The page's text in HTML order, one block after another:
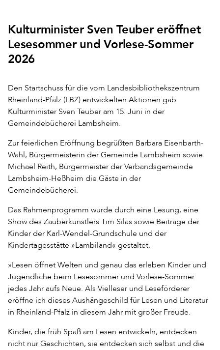
Kulturminister Sven Teuber eröffnet
Lesesommer und Vorlese-Sommer
2026
Den Startschuss für die vom Landesbibliothekszentrum
Rheinland-Pfalz (LBZ) entwickelten Aktionen gab
Kulturminister Sven Teuber am 15. Juni in der
Gemeindebücherei Lambsheim.
Zur feierlichen Eröffnung begrüßten Barbara Eisenbarth-
Wahl, Bürgermeisterin der Gemeinde Lambsheim sowie
Michael Reith, Bürgermeister der Verbandsgemeinde
Lambsheim-Heßheim die Gäste in der
Gemeindebücherei.
Das Rahmenprogramm wurde durch eine Lesung, eine
Show des Zauberkünstlers Tim Silas sowie Beiträge der
Kinder der Karl-Wendel-Grundschule und der
Kindertagesstätte »Lambiland« gestaltet.
»Lesen öffnet Welten und genau das erleben Kinder und
Jugendliche beim Lesesommer und Vorlese-Sommer
jedes Jahr aufs Neue. Als Vielleser und Leseförderer
eröffne ich dieses Aushängeschild für Lesen und Literatur
in Rheinland-Pfalz in diesem Jahr mit großer Freude.
Kinder, die früh Spaß am Lesen entwickeln, entdecken
nicht nur Geschichten, sie entdecken sich selbst und die